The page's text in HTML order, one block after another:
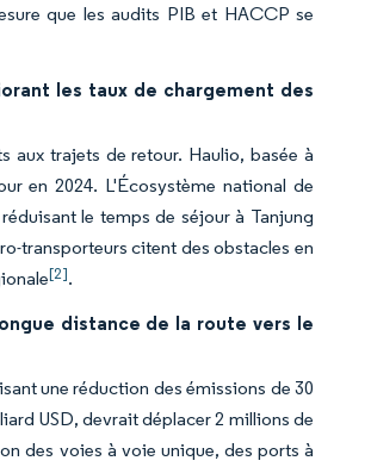
que les audits PIB et HACCP se
les taux de chargement des
aux trajets de retour. Haulio, basée à
en 2024. L'Écosystème national de
le temps de séjour à Tanjung
transporteurs citent des obstacles en
[2].
distance de la route vers le
une réduction des émissions de 30
USD, devrait déplacer 2 millions de
des voies à voie unique, des ports à